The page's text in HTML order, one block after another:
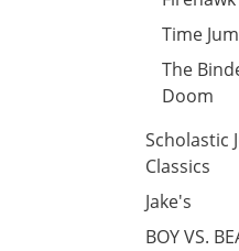
Time
The
Doom
Scholastic
Classics
Jake's
BOY VS.